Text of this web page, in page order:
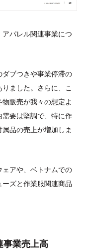
パレル関連事業につ
ブつきや事業停滞の
ました。さらに、こ
販売が我々の想定よ
需要は堅調で、特に作
品の売上が増加しま
ェアや、ベトナムでの
ズと作業服関連商品
事業売上高